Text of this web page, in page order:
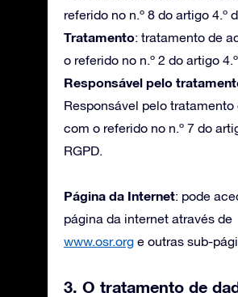
referido no n.º 8 do artigo 4.º
Tratamento: tratamento de
o referido no n.º 2 do artigo
Responsável pelo
Responsável pelo tratamento
com o referido no n.º 7 do
RGPD.
Página da Internet: pode
página da internet através de
www.osr.org e outras sub-
3. O tratamento de